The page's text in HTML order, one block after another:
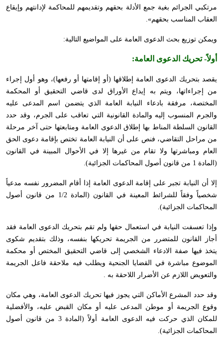
مرتكبي الجرائم بغية جمع الأدلة بحقهم وتقديمهم للمحاكمة لإدانتهم وإيقاع
العقاب المناسب بحقهم».
ويمكن توزيع بحث الدعوى العامة على المواضيع التالية:
أولاً-تحريك الدعوى العامة:
يقصد بتحريك الدعوى العامة إطلاقها (أو إقامتها أو رفعها)، وهو أول إجراء
من إجراءاتها، ويتم به إيداع الأوراق لدى قاضي التحقيق أو المحكمة
المختصة، مرفقة بادعاء النيابة العامة الذي يتضمن اسم المدعى عليه
والجرم المنسوب إليه والمادة القانونية التي تعاقب على الجرم، وقد حدد
القانون السلطة المناط بها إطلاق الدعوى العامة ومتابعتها حتى آخر مرحلة
من مراحل التقاضي، فنص على أن النيابة العامة تختص بإقامة دعوى الحق
العام ومباشرتها ولا تقام من غيرها إلا في الأحوال المبينة في القانون
(المادة 1 من قانون أصول المحاكمات الجزائية).
إلا أن النيابة تجبر على إقامة الدعوى العامة إذا أقام المضرور نفسه مدعياً
شخصياً وفقاً للشرائط المعينة في القانون (المادة 1/2 من قانون أصول
المحاكمات الجزائية).
وإذا تعسفت النيابة في استعمال حقها ولم تقم بتحريك الدعوى العامة فقد
أجاز القانون للمتضرر من الجريمة تحريكها بنفسه، وذلك بتقديم شكوى
يتخذ فيها صفة الادعاء الشخصي إلى قاضي التحقيق المختص أو محكمة
الموضوع مباشرة في القضايا الجنحية ويطلب فيه ملاحقة فاعل الجريمة
والتعويض اللازم عن الأضرار اللاحقة به .
وقد حدد المشرع الأماكن التي يجوز فيها تحريك الدعوى العامة، وهي مكان
وقوع الجريمة أو موطن المدعى عليه أو مكان القبض عليه، والأفضلية
للمكان الذي حركت فيه الدعوى العامة أولاً (المادة 3 من قانون أصول
المحاكمات الجزائية).